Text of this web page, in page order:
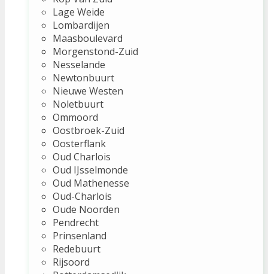
Lage Weide
Lombardijen
Maasboulevard
Morgenstond-Zuid
Nesselande
Newtonbuurt
Nieuwe Westen
Noletbuurt
Ommoord
Oostbroek-Zuid
Oosterflank
Oud Charlois
Oud IJsselmonde
Oud Mathenesse
Oud-Charlois
Oude Noorden
Pendrecht
Prinsenland
Redebuurt
Rijsoord